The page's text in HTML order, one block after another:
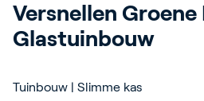
Indoor
Versnellen
Glastuinbouw
Tuinbouw | Slimme kas